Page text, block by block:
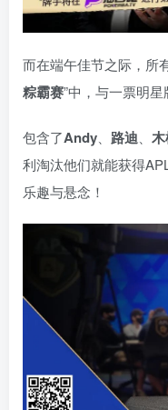
而在端午佳节之际，所
粽霸赛”中，与一票明星
包含了Andy 路迪
利淘汰他们就能获得
乐趣与悬念！